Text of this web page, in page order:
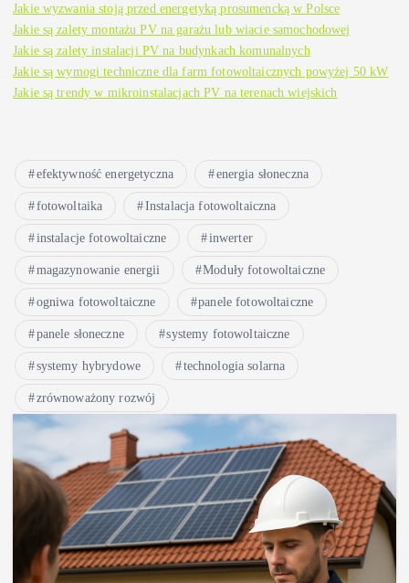
Jakie wyzwania stoją przed energetyką prosumencką w Polsce
Jakie są zalety montażu PV na garażu lub wiacie samochodowej
Jakie są zalety instalacji PV na budynkach komunalnych
Jakie są wymogi techniczne dla farm fotowoltaicznych powyżej 50 kW
Jakie są trendy w mikroinstalacjach PV na terenach wiejskich
efektywność energetyczna energia słoneczna
fotowoltaika Instalacja fotowoltaiczna
instalacje fotowoltaiczne inwerter
magazynowanie energii Moduły fotowoltaiczne
ogniwa fotowoltaiczne panele fotowoltaiczne
panele słoneczne systemy fotowoltaiczne
systemy hybrydowe technologia solarna
zrównoważony rozwój